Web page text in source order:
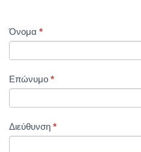
EPIKOINWNIA
Όνομα *
Επώνυμο *
Διεύθυνση *